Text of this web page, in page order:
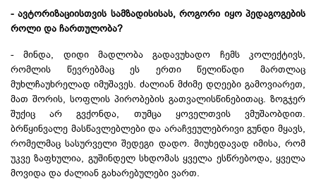
- ავტორიზაციისთვის სამზადისისას, როგორი იყო პედაგოგების
როლი და ჩართულობა?
- მინდა, დიდი მადლობა გადავუხადო ჩემს კოლექტივს,
რომლის წევრებმაც ეს ერთი წელიწადი მართლაც
მუხლჩაუხრელად იმუშავეს. ძალიან მძიმე დღეები გამოვიარეთ,
მათ შორის, სოფლის პირობების გათვალისწინებითაც. ზოგჯერ
შუქიც არ გვქონდა, თუმცა ყოველთვის ვმუშაობდით.
ბრწყინვალე მასწავლებლები და არაჩვეულებრივი გუნდი მყავს,
რომელმაც სასურველი შედეგი დადო. მიუხედავად იმისა, რომ
უკვე ზაფხულია, გუშინდელ სხდომას ყველა ესწრებოდა, ყველა
მოვიდა და ძალიან გახარებულები ვართ.